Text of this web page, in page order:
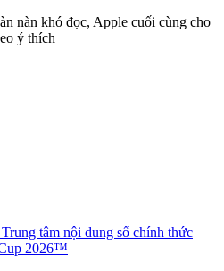
nàn khó đọc, Apple cuối cùng cho
ý thích
tâm nội dung số chính thức
2026™